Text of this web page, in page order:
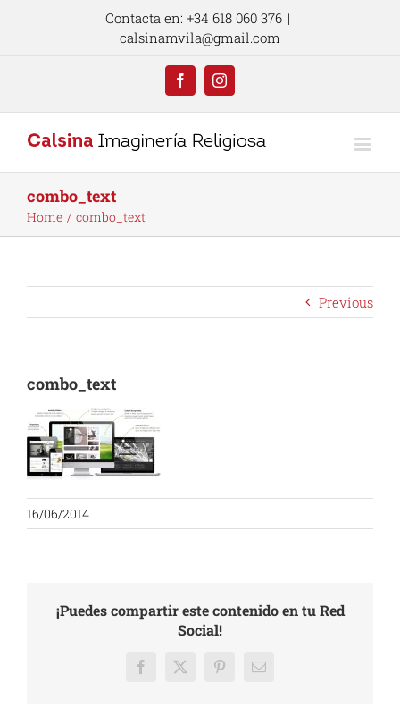
Contacta en: +34 618 060 376 |
calsinamvila@gmail.com
FacebookInstagram
combo_text
Home combo_text
Previous
combo_text
16/06/2014
¡Puedes compartir este contenido en tu Red
Social!
Facebook
X PinterestEmail